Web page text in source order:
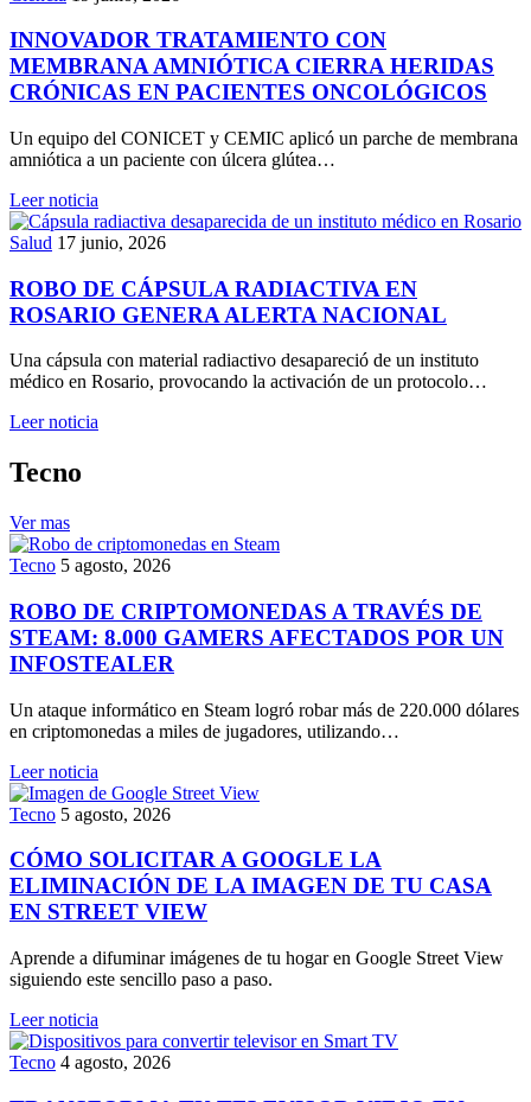
INNOVADOR TRATAMIENTO CON
MEMBRANA AMNIÓTICA CIERRA HERIDAS
CRÓNICAS EN PACIENTES ONCOLÓGICOS
Un equipo del CONICET y CEMIC aplicó un parche de membrana
amniótica a un paciente con úlcera glútea…
Leer noticia
Salud 17 junio, 2026
ROBO DE CÁPSULA RADIACTIVA EN
ROSARIO GENERA ALERTA NACIONAL
Una cápsula con material radiactivo desapareció de un instituto
médico en Rosario, provocando la activación de un protocolo…
Leer noticia
Tecno
Ver mas
Tecno 5 agosto, 2026
ROBO DE CRIPTOMONEDAS A TRAVÉS DE
STEAM: 8.000 GAMERS AFECTADOS POR UN
INFOSTEALER
Un ataque informático en Steam logró robar más de 220.000 dólares
en criptomonedas a miles de jugadores, utilizando…
Leer noticia
Tecno 5 agosto, 2026
CÓMO SOLICITAR A GOOGLE LA
ELIMINACIÓN DE LA IMAGEN DE TU CASA
EN STREET VIEW
Aprende a difuminar imágenes de tu hogar en Google Street View
siguiendo este sencillo paso a paso.
Leer noticia
Tecno 4 agosto, 2026